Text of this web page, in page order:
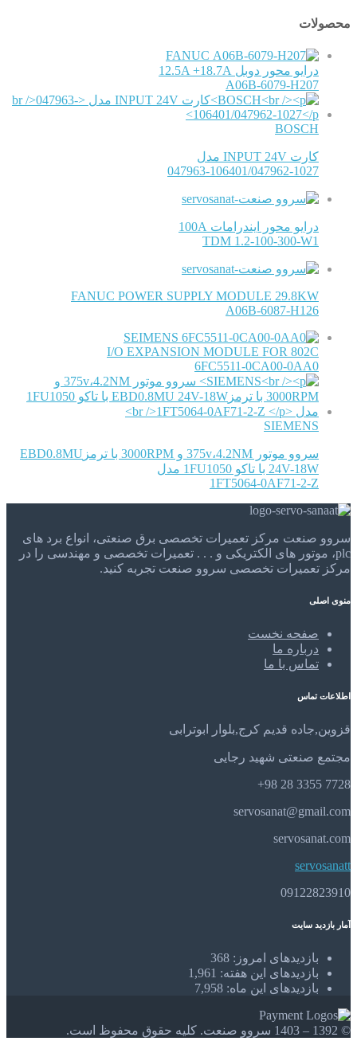
محصولات
FANUC
درایو محور دوبل 12.5A +18.7A
A06B-6079-H207
BOSCH
کارت INPUT 24V مدل
047963-106401/047962-1027
درایو محور ایندرامات 100A
TDM 1.2-100-300-W1
FANUC POWER SUPPLY MODULE 29.8KW
A06B-6087-H126
SEIMENS
I/O EXPANSION MODULE FOR 802C
6FC5511-0CA00-0AA0
SIEMENS
سروو موتور 375v،4.2NM و 3000RPM با ترمزEBD0.8MU
24V-18W با تاکو 1FU1050 مدل
1FT5064-0AF71-2-Z
سروو صنعت مرکز تعمیرات تخصصی برق صنعتی، انواع برد های
plc، موتور های الکتریکی و . . . تعمیرات تخصصی و مهندسی را در
مرکز تعمیرات تخصصی سروو صنعت تجربه کنید.
منوی اصلی
صفحه نخست
درباره ما
تماس با ما
اطلاعات تماس
قزوین,جاده قدیم کرج,بلوار ابوترابی
مجتمع صنعتی شهید رجایی
7728 3355 28 98+
servosanat@gmail.com
servosanat.com
servosanatt
09122823910
آمار بازدید سایت
بازدیدهای امروز: 368
بازدیدهای این هفته: 1,961
بازدیدهای این ماه: 7,958
© 1392 – 1403 سروو صنعت. کلیه حقوق محفوظ است.